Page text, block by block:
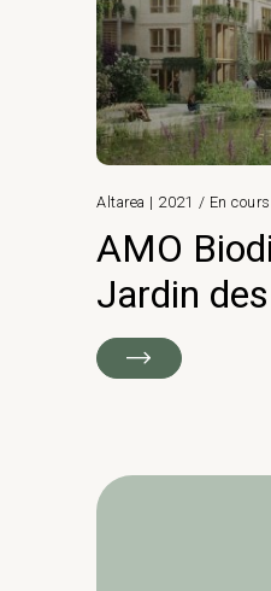
Altarea | 2021 / En cours
AMO
Jardin